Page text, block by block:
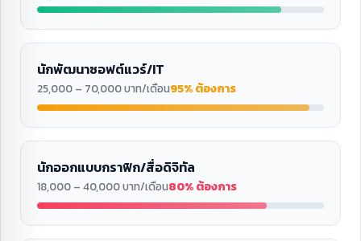
นักพัฒนาซอฟต์แวร์/IT
25,000 – 70,000 บาท/เดือน95% ต้องการ
นักออกแบบกราฟิก/สื่อดิจิทัล
18,000 – 40,000 บาท/เดือน80% ต้องการ